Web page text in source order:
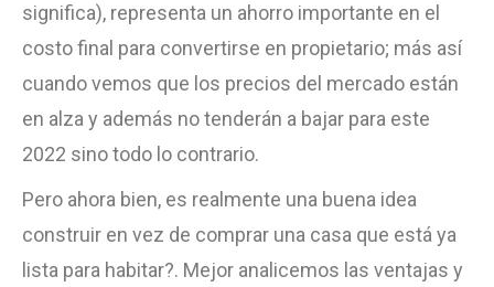
significa), representa un ahorro importante en el
costo final para convertirse en propietario; más así
cuando vemos que los precios del mercado están
en alza y además no tenderán a bajar para este
2022 sino todo lo contrario.
Pero ahora bien, es realmente una buena idea
construir en vez de comprar una casa que está ya
lista para habitar?. Mejor analicemos las ventajas y